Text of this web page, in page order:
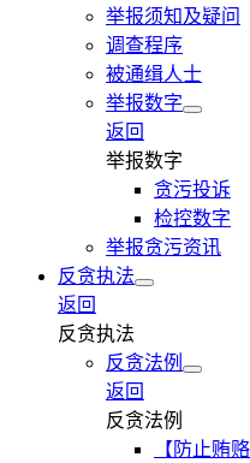
举报须知及疑问
调查程序
被通缉人士
举报数字
返回
举报数字
贪污投诉
检控数字
举报贪污资讯
反贪执法
返回
反贪执法
反贪法例
返回
反贪法例
【防止贿